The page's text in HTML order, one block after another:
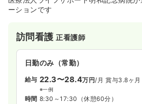
ーションです
訪問看護正看護師
日勤のみ（常勤）
給与 22.3〜28.4万円/月 賞与3.8ヶ月
※一例
時間 8:30～17:30 （休憩60分）